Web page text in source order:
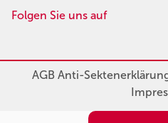
Folgen Sie uns auf
AGBAnti-